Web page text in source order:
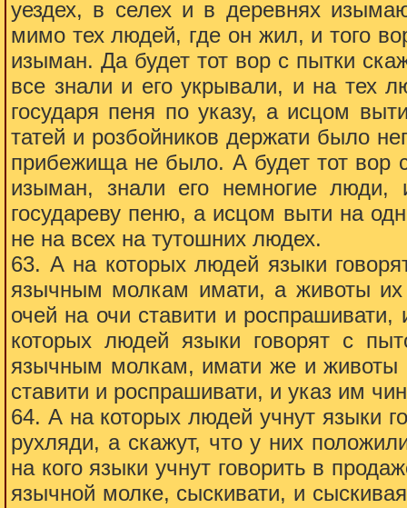
уездех, в селех и в деревнях
мимо тех людей, где он жил, и того
изыман. Да будет тот вор с пытки
все знали и его укрывали, и на тех
государя пеня по указу, а исцом
татей и розбойников держати было
прибежища не было. А будет тот вор
изыман, знали его немногие
государеву пеню, а исцом выти на
не на всех на тутошних людех.
63. А на которых людей языки
язычным молкам имати, а животы их
очей на очи ставити и
которых людей языки говорят с
язычным молкам, имати же и животы
ставити и роспрашивати, и указ им
64. А на которых людей учнут языки
рухляди, а скажут, что у них
на кого языки учнут говорить в
язычной молке, сыскивати, и